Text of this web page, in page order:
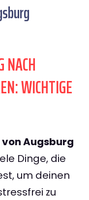
NACH
WICHTIGE
von Augsburg
Dinge, die
um deinen
zu